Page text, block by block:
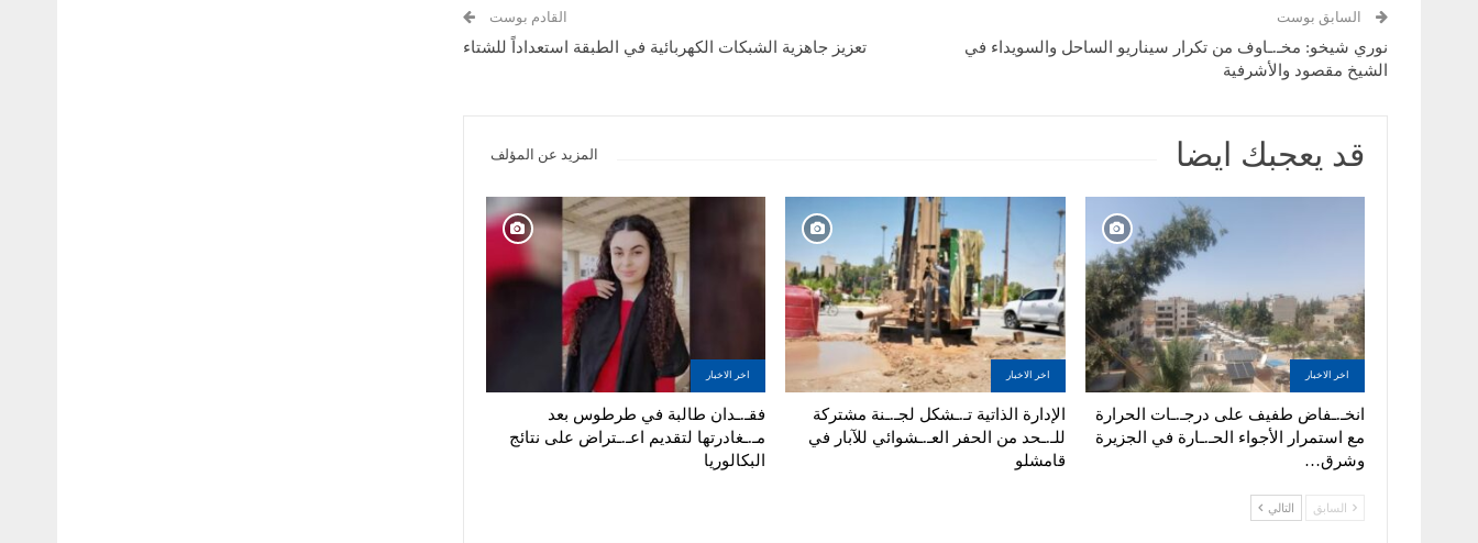
السابق بوست
نوري شيخو: مخـ.ـاوف من تكرار سيناريو الساحل والسويداء في
الشيخ مقصود والأشرفية
القادم بوست
تعزيز جاهزية الشبكات الكهربائية في الطبقة استعداداً للشتاء
قد يعجبك ايضا المزيد عن المؤلف
اخر الاخبار
انخـ.ـفاض طفيف على درجـ.ـات الحرارة
مع استمرار الأجواء الحـ.ـارة في الجزيرة
وشرق…
اخر الاخبار
الإدارة الذاتية تـ.ـشكل لجـ.ـنة مشتركة
للـ.ـحد من الحفر العـ.ـشوائي للآبار في
قامشلو
اخر الاخبار
فقـ.ـدان طالبة في طرطوس بعد
مـ.ـغادرتها لتقديم اعـ.ـتراض على نتائج
البكالوريا
السابق التالي